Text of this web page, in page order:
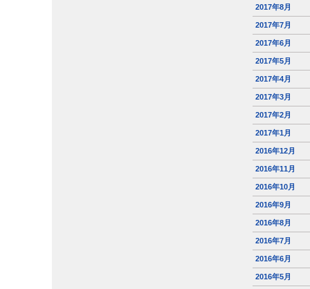
2017年8月
2017年7月
2017年6月
2017年5月
2017年4月
2017年3月
2017年2月
2017年1月
2016年12月
2016年11月
2016年10月
2016年9月
2016年8月
2016年7月
2016年6月
2016年5月